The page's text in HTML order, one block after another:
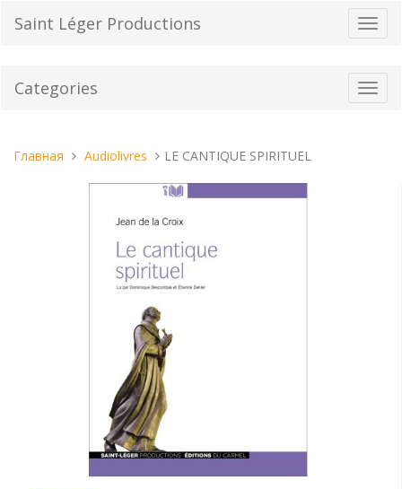
Saint Léger Productions
Categories
Вы
Главная Audiolivres LE CANTIQUE SPIRITUEL